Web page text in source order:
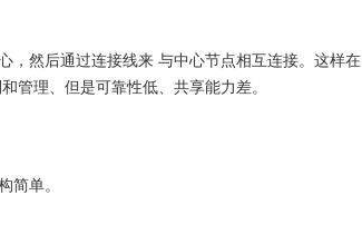
，然后通过连接线来 与中心节点相互连接。这样在
管理、但是可靠性低、共享能力差。
简单。